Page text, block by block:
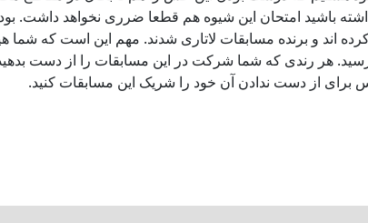
باشید امتحان این شیوه هم قطعا ضرری نخواهد داشت.
اند و برنده مسابقات لاتاری شدند. مهم این است که شما
هر رندی که شما شرکت در این مسابقات را از دست
برای از دست ندادن آن خود را شریک این مسابقات کنید.